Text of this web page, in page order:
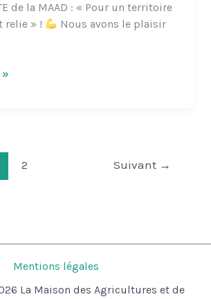
de la MAAD : « Pour un territoire
relie » !
Nous avons le plaisir
2 Suivant →
Mentions légales
La Maison des Agricultures et de